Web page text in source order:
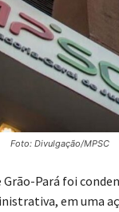
Foto: Divulgação/MPSC
Pará foi
em uma